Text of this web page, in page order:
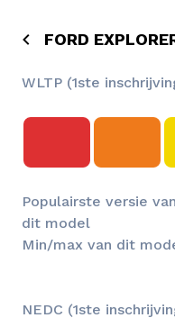
FORD
WLTP (1ste
Populairste versie van
dit model
Min/max van dit
NEDC (1ste